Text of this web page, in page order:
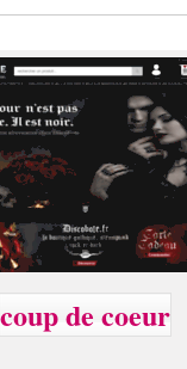
coup de coeur